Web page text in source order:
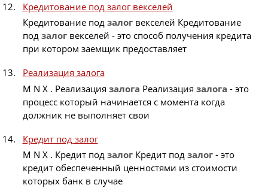
Кредитование под залог векселей
Кредитование под залогвекселей Кредитование
под залогвекселей - это способ получения кредита
при котором заемщик предоставляет
Реализация залога
M N X . Реализация залога Реализация залога - это
процесс который начинается с момента когда
должник не выполняет свои
Кредит под залог
M N X . Кредит под залогКредит под залог- это
кредит обеспеченный ценностями из стоимости
которых банк в случае